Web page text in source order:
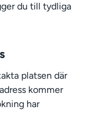
du till tydliga
platsen där
kommer
har